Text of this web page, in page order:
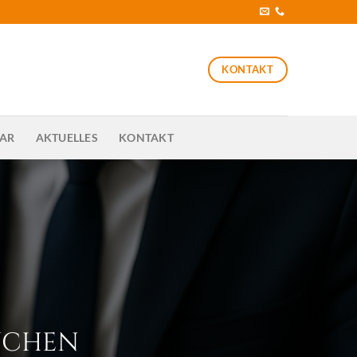
KONTAKT
AKTUELLES KONTAKT